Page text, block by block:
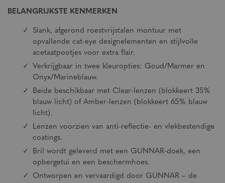
BELANGRIJKSTE KENMERKEN
Slank, afgerond roestvrijstalen montuur met
opvallende cat-eye designelementen en stijlvolle
acetaatpootjes voor extra flair.
Verkrijgbaar in twee kleuropties: Goud/Marmer en
Onyx/Marineblauw.
Beide beschikbaar met Clear-lenzen (blokkeert 35%
blauw licht) of Amber-lenzen (blokkeert 65% blauw
licht).
Lenzen voorzien van anti-reflectie- en vlekbestendige
coatings.
Bril wordt geleverd met een GUNNAR-doek, een
opbergetui en een beschermhoes.
Ontworpen en vervaardigd door GUNNAR – de